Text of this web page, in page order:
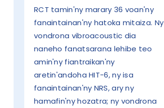
RCT tamin'ny marary 36 voan'ny
fanaintainan'ny hatoka mitaiza. Ny
vondrona vibroacoustic dia
naneho fanatsarana lehibe teo
amin'ny fiantraikan'ny
aretin'andoha HIT-6, ny isa
fanaintainan'ny NRS, ary ny
hamafin'ny hozatra; ny vondrona